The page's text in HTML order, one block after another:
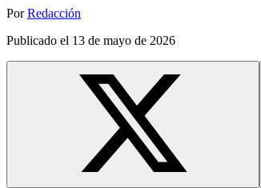
Por Redacción
Publicado el 13 de mayo de 2026